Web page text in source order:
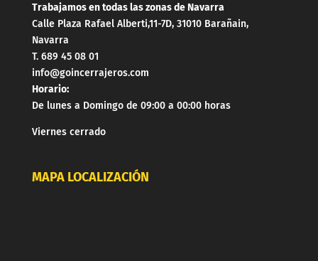
Trabajamos en todas las zonas de Navarra
Calle Plaza Rafael Alberti,11-7D, 31010 Barañain,
Navarra
T. 689 45 08 01
info@goincerrajeros.com
Horario:
De lunes a Domingo de 09:00 a 00:00 horas
Viernes cerrado
MAPA LOCALIZACIÓN